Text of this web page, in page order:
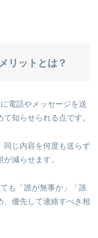
リットとは？
電話やメッセージを送
知らせられる点です。
同じ内容を何度も送らず
減らせます。
も「誰が無事か」「誰
、優先して連絡すべき相